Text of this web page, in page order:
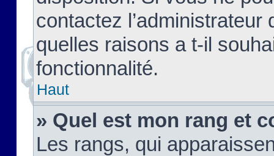
contactez
quelles raisons a t-il
fonctionnalité.
Haut
» Quel est mon rang et
Les rangs, qui